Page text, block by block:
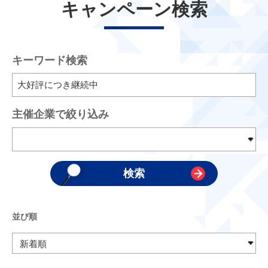
キャンペーン検索
キーワード検索
主催企業で絞り込み
並び順